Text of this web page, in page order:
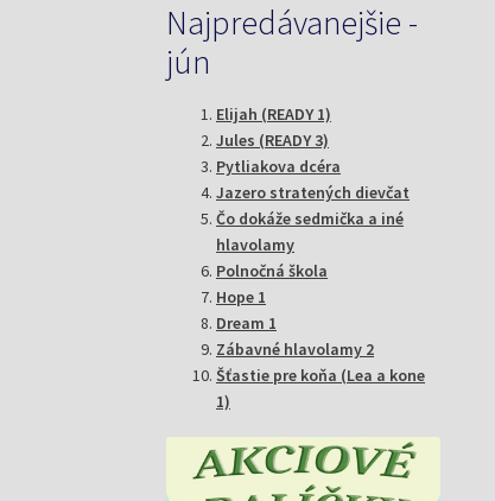
Najpredávanejšie -
jún
Elijah (READY 1)
Jules (READY 3)
Pytliakova dcéra
Jazero stratených dievčat
Čo dokáže sedmička a iné
hlavolamy
Polnočná škola
Hope 1
Dream 1
Zábavné hlavolamy 2
Šťastie pre koňa (Lea a kone
1)